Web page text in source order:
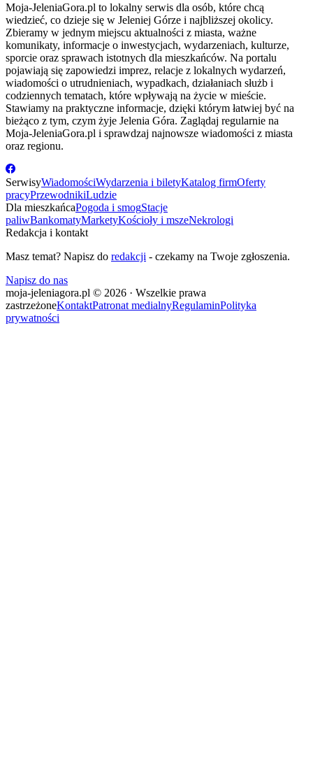
Moja-JeleniaGora.pl to lokalny serwis dla osób, które chcą
wiedzieć, co dzieje się w Jeleniej Górze i najbliższej okolicy.
Zbieramy w jednym miejscu aktualności z miasta, ważne
komunikaty, informacje o inwestycjach, wydarzeniach, kulturze,
sporcie oraz sprawach istotnych dla mieszkańców. Na portalu
pojawiają się zapowiedzi imprez, relacje z lokalnych wydarzeń,
wiadomości o utrudnieniach, wypadkach, działaniach służb i
codziennych tematach, które wpływają na życie w mieście.
Stawiamy na praktyczne informacje, dzięki którym łatwiej być na
bieżąco z tym, czym żyje Jelenia Góra. Zaglądaj regularnie na
Moja-JeleniaGora.pl i sprawdzaj najnowsze wiadomości z miasta
oraz regionu.
SerwisyWiadomościWydarzenia i biletyKatalog firmOferty
pracyPrzewodnikiLudzie
Dla mieszkańcaPogoda i smogStacje
paliwBankomatyMarketyKościoły i mszeNekrologi
Redakcja i kontakt
Masz temat? Napisz do redakcji - czekamy na Twoje zgłoszenia.
Napisz do nas
moja-jeleniagora.pl © 2026 · Wszelkie prawa
zastrzeżoneKontaktPatronat medialnyRegulaminPolityka
prywatności